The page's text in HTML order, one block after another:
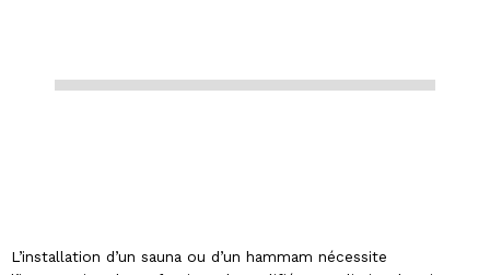
L’installation d’un sauna ou d’un hammam nécessite